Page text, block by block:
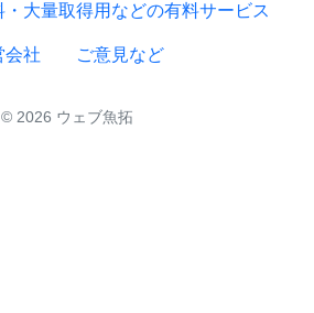
・大量取得用などの有料サービス
会社 ご意見など
© 2026 ウェブ魚拓